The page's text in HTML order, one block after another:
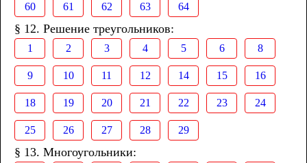
60 61 62 63 64
§ 12. Решение треугольников:
1 2 3 4 5 6 8
9 10 11 12 14 15 16
18 19 20 21 22 23 24
25 26 27 28 29
§ 13. Многоугольники: